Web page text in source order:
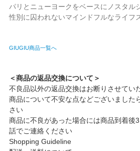
パリとニューヨークをベースにノスタル
性別に囚われないマインドフルなライフ
GIUGIU商品一覧へ
＜商品の返品交換について＞
不良品以外の返品交換はお断りさせてい
商品について不安な点などございました
さい
商品に不良があった場合には商品到着後
話でご連絡ください
Shopping Guideline